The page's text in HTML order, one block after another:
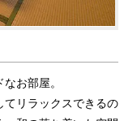
お部屋。
てリラックスできるの